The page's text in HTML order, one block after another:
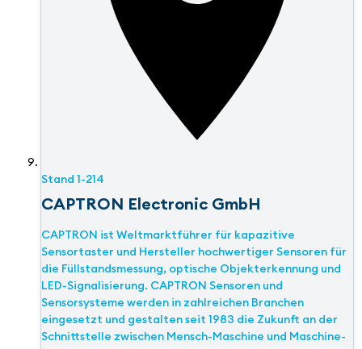
Stand 1-214
CAPTRON Electronic GmbH
CAPTRON ist Weltmarktführer für kapazitive
Sensortaster und Hersteller hochwertiger Sensoren für
die Füllstandsmessung, optische Objekterkennung und
LED-Signalisierung. CAPTRON Sensoren und
Sensorsysteme werden in zahlreichen Branchen
eingesetzt und gestalten seit 1983 die Zukunft an der
Schnittstelle zwischen Mensch-Maschine und Maschine-